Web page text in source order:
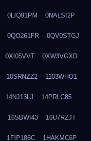
0LIQ91PM 0NALSI2P
0QO261FR 0QV0STGJ
0XI05VVT 0XW3VGXD
10SRNZZ2 1103WHO1
14NJ13LJ 14PRLC85
16SBWI43 16U7RZJT
1FIP186C 1HAKMC6P